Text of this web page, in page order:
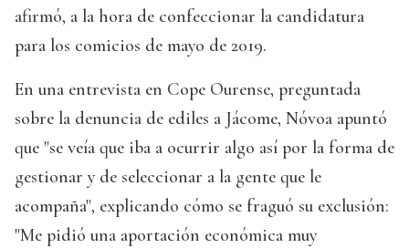
afirmó, a la hora de confeccionar la candidatura
para los comicios de mayo de 2019.
En una entrevista en Cope Ourense, preguntada
sobre la denuncia de ediles a Jácome, Nóvoa apuntó
que "se veía que iba a ocurrir algo así por la forma de
gestionar y de seleccionar a la gente que le
acompaña", explicando cómo se fraguó su exclusión:
"Me pidió una aportación económica muy